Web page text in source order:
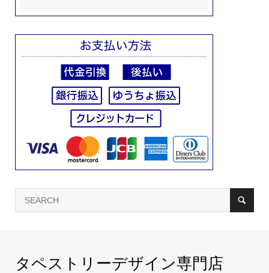
タペストリーデザイン専門店